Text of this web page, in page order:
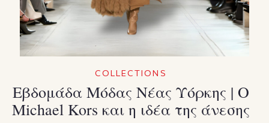
COLLECTIONS
Εβδομάδα Μόδας Νέας Υόρκης | Ο
Michael Kors και η ιδέα της άνεσης